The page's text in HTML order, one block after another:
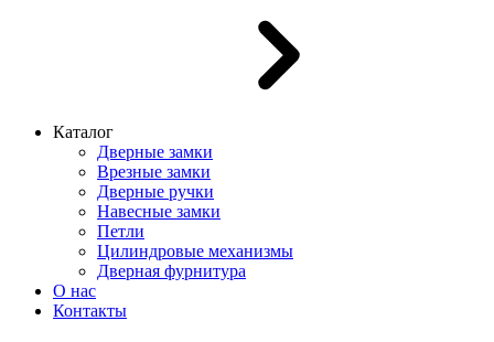
Каталог
Дверные замки
Врезные замки
Дверные ручки
Навесные замки
Петли
Цилиндровые механизмы
Дверная фурнитура
О нас
Контакты